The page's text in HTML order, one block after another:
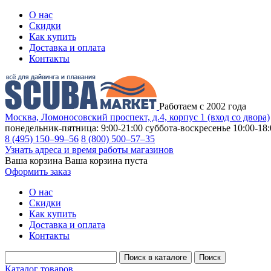
О нас
Скидки
Как купить
Доставка и оплата
Контакты
Работаем с 2002 года
Москва, Ломоносовский проспект, д.4, корпус 1 (вход со двора)
понедельник-пятница: 9:00-21:00 суббота-воскресенье 10:00-
8 (495) 150–99–56 8 (800) 500–57–35
Узнать адреса и время работы магазинов
Ваша корзина Ваша корзина пуста
Оформить заказ
О нас
Скидки
Как купить
Доставка и оплата
Контакты
Каталог товаров